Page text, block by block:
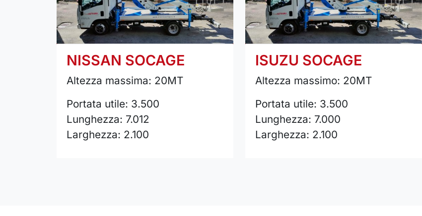
NISSAN SOCAGE
Altezza massima: 20MT
Portata utile: 3.500
Lunghezza: 7.012
Larghezza: 2.100
ISUZU SOCAGE
Altezza massimo: 20MT
Portata utile: 3.500
Lunghezza: 7.000
Larghezza: 2.100